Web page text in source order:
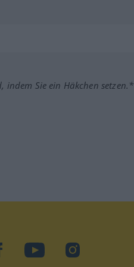
indem Sie ein Häkchen setzen.*
facebookYouTubeInstagram